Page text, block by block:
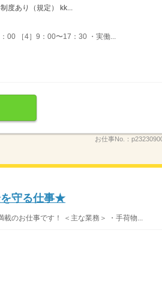
度あり（規定） kk...
00 ［4］9：00〜17：30 ・実働...
お仕事No.：
を守る仕事★
のお仕事です！ ＜主な業務＞ ・手荷物...